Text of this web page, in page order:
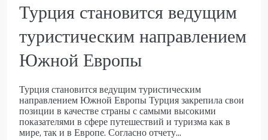
Турция становится ведущим
туристическим направлением
Южной Европы
Турция становится ведущим туристическим
направлением Южной Европы Турция закрепила свои
позиции в качестве страны с самыми высокими
показателями в сфере путешествий и туризма как в
мире, так и в Европе. Согласно отчету...